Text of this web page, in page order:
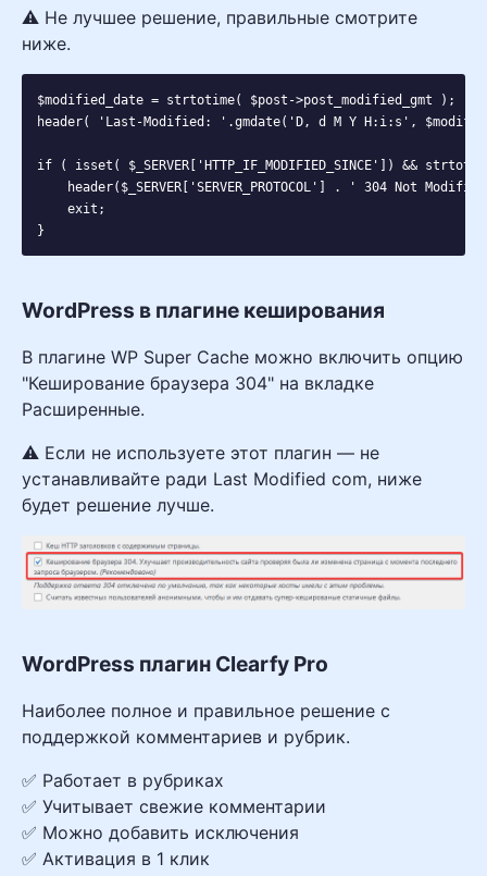
⚠️ Не лучшее решение, правильные смотрите
ниже.
$modified_date = strtotime( $post->post_modified_gmt );
header( 'Last-Modified: '.gmdate('D, d M Y H:i:s',
if ( isset( $_SERVER['HTTP_IF_MODIFIED_SINCE']) &&
header($_SERVER['SERVER_PROTOCOL'] . ' 304 Not
    exit;
WordPress в плагине кеширования
В плагине WP Super Cache можно включить опцию
"Кеширование браузера 304" на вкладке
Расширенные.
⚠️ Если не используете этот плагин — не
устанавливайте ради Last Modified com, ниже
будет решение лучше.
WordPress плагин Clearfy Pro
Наиболее полное и правильное решение с
поддержкой комментариев и рубрик.
✅ Работает в рубриках
✅ Учитывает свежие комментарии
✅ Можно добавить исключения
✅ Активация в 1 клик